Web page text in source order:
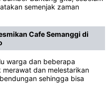
semenjak zaman
Cafe Semanggi di
warga dan beberapa
dan melestarikan
sehingga bisa